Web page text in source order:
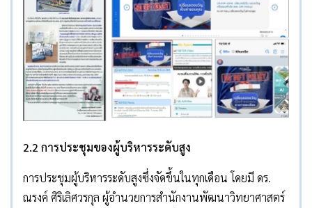
2.2 การประชุมของผู้บริหารระดับสูง
การประชุมผู้บริหารระดับสูงซึ่งจัดขึ้นในทุกเดือน โดยมี ดร.
ณรงค์ ศิริเลิศวรกุล ผู้อำนวยการสำนักงานพัฒนาวิทยาศาสตร์